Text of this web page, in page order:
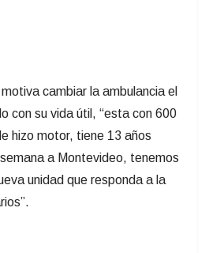
cambiar la ambulancia el
con su vida útil, “esta con 600
hizo motor, tiene 13 años
a Montevideo, tenemos
unidad que responda a la